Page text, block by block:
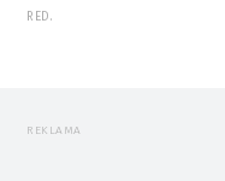
RED.
REKLAMA